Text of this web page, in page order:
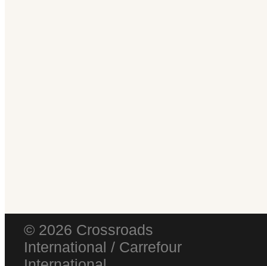
© 2026 Crossroads
International / Carrefour